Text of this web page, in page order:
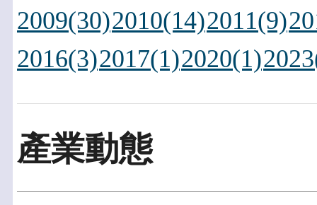
2009(30)2010(14)2011(9)
2016(3)2017(1)2020(1)
產業動態